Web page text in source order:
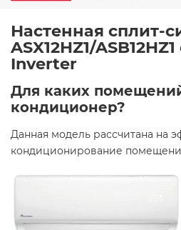
Настенная сплит-
ASX12HZ1/
Inverter
Для каких
кондиционер?
Данная модель рассчитана на
кондиционирование